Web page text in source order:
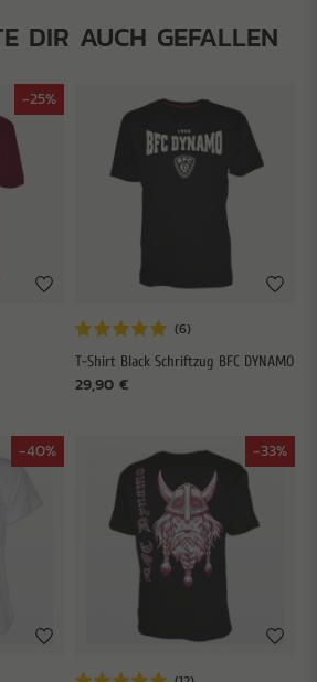
DIR AUCH GEFALLEN
-25%
T-Shirt Black Schriftzug BFC DYNAMO
29,90 €
-40% -33%